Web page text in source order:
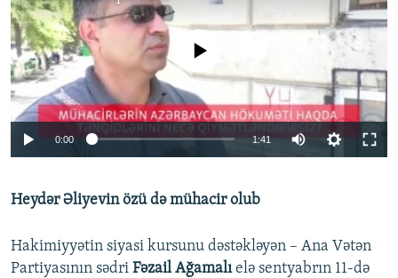
No media source currently available
0:00 1:41
Heydər Əliyevin özü də mühacir olub
Hakimiyyətin siyasi kursunu dəstəkləyən – Ana Vətən
Partiyasının sədri Fəzail Ağamalıelə sentyabrın 11-də